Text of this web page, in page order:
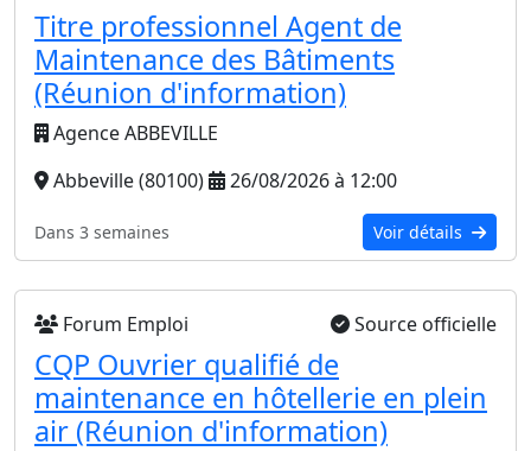
Titre professionnel Agent de
Maintenance des Bâtiments
(Réunion d'information)
Agence ABBEVILLE
Abbeville (80100)
26/08/2026 à 12:00
Dans 3 semaines Voir détails
Forum Emploi Source officielle
CQP Ouvrier qualifié de
maintenance en hôtellerie en plein
air (Réunion d'information)